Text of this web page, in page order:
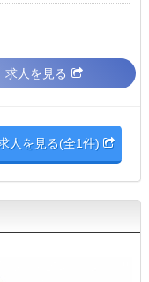
求人を見る
人を見る(全1件)